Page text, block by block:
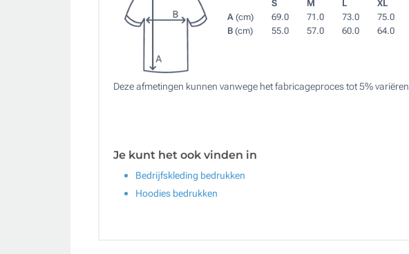
S M L XL
A (cm) 69.0 71.0 73.0 75.0
B (cm) 55.0 57.0 60.0 64.0
Deze afmetingen kunnen vanwege het fabricageproces tot 5% variëren
Je kunt het ook vinden in
Bedrijfskleding bedrukken
Hoodies bedrukken